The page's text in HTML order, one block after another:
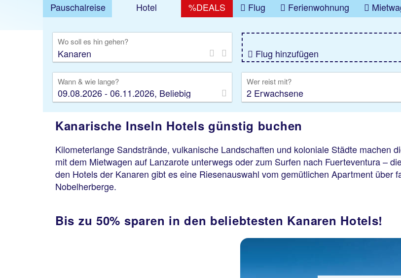
Pauschalreise Hotel %DEALS Flug Ferienwohnung
Wo soll es hin gehen?
Flug hinzufügen
Wann & wie lange?
09.08.2026 - 06.11.2026, Beliebig
Wer reist mit?
2 Erwachsene
Kanarische Inseln Hotels günstig buchen
Kilometerlange Sandstrände, vulkanische Landschaften und koloniale Städte machen
mit dem Mietwagen auf Lanzarote unterwegs oder zum Surfen nach Fuerteventura –
den Hotels der Kanaren gibt es eine Riesenauswahl vom gemütlichen Apartment über
Nobelherberge.
Bis zu 50% sparen in den beliebtesten Kanaren Hotels!